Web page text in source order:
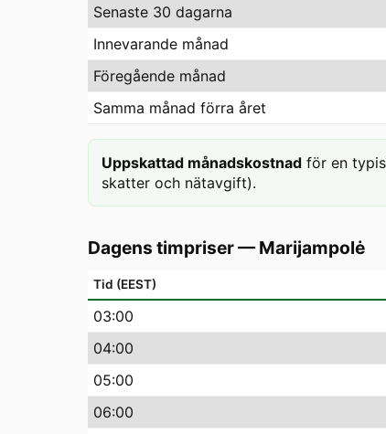
Senaste 30 dagarna
Innevarande månad
Föregående månad
Samma månad förra året
Uppskattad månadskostnad för en
skatter och nätavgift).
Dagens timpriser—Marijampolė
Tid (EEST)
03:00
04:00
05:00
06:00